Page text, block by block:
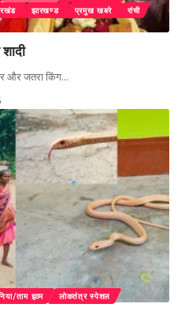
झारखण्ड प्रमुख खबरे
रांची
और जतरा किंग…
ताम झाम लोकतंत्र स्पेशल